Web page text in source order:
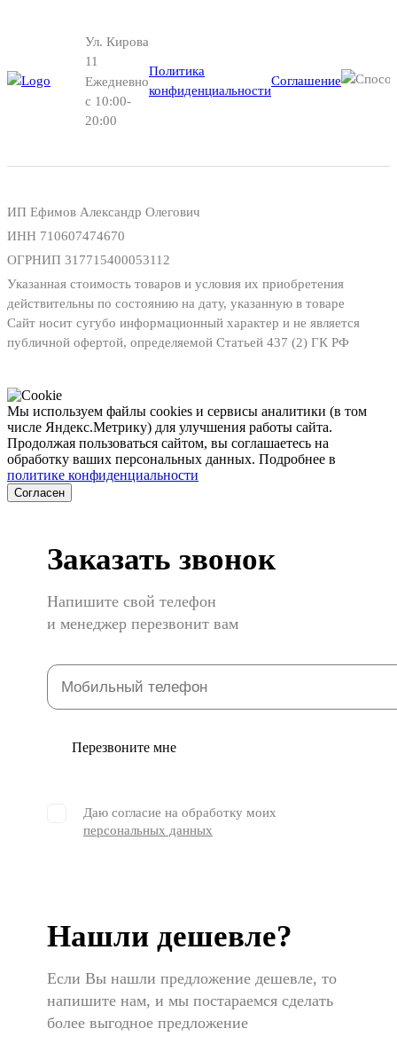
Ул. Кирова
11
Ежедневно
с 10:00-
20:00
Политика
конфиденциальности
Соглашение
ИП Ефимов Александр Олегович
ИНН 710607474670
ОГРНИП 317715400053112
Указанная стоимость товаров и условия их приобретения
действительны по состоянию на дату, указанную в товаре
Сайт носит сугубо информационный характер и не является
публичной офертой, определяемой Статьей 437 (2) ГК РФ
Мы используем файлы cookies и сервисы аналитики (в том
числе Яндекс.Метрику) для улучшения работы сайта.
Продолжая пользоваться сайтом, вы соглашаетесь на
обработку ваших персональных данных. Подробнее в
политике конфиденциальности
Согласен
Заказать звонок
Напишите свой телефон
и менеджер перезвонит вам
Перезвоните мне
Даю согласие на обработку моих
персональных данных
Нашли дешевле?
Если Вы нашли предложение дешевле, то
напишите нам, и мы постараемся сделать
более выгодное предложение